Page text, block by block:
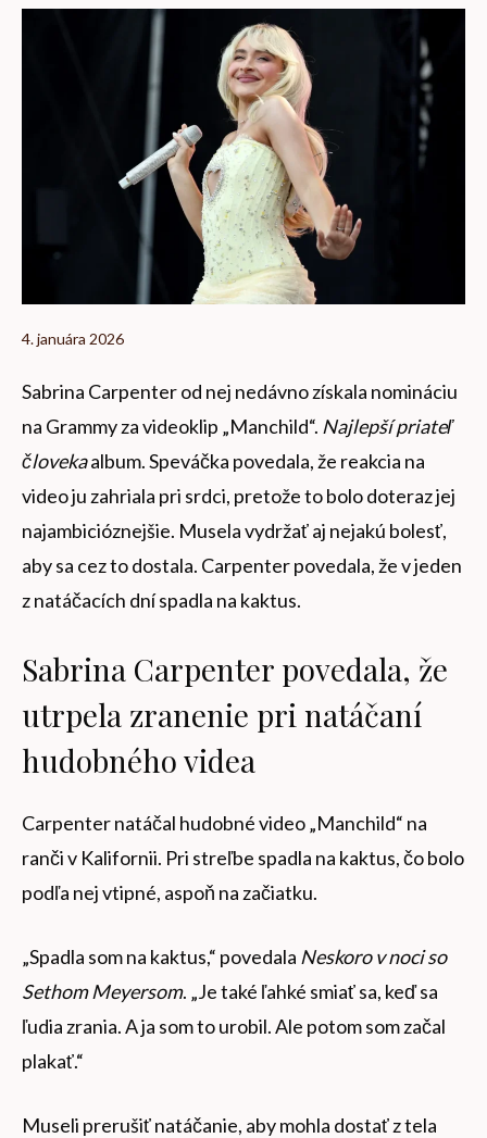
4. januára 2026
Sabrina Carpenter od nej nedávno získala nomináciu
na Grammy za videoklip „Manchild“. Najlepší priateľ
človekaalbum. Speváčka povedala, že reakcia na
video ju zahriala pri srdci, pretože to bolo doteraz jej
najambicióznejšie. Musela vydržať aj nejakú bolesť,
aby sa cez to dostala. Carpenter povedala, že v jeden
z natáčacích dní spadla na kaktus.
Sabrina Carpenter povedala, že
utrpela zranenie pri natáčaní
hudobného videa
Carpenter natáčal hudobné video „Manchild“ na
ranči v Kalifornii. Pri streľbe spadla na kaktus, čo bolo
podľa nej vtipné, aspoň na začiatku.
„Spadla som na kaktus,“ povedala Neskoro v noci so
Sethom Meyersom. „Je také ľahké smiať sa, keď sa
ľudia zrania. A ja som to urobil. Ale potom som začal
plakať.“
Museli prerušiť natáčanie, aby mohla dostať z tela